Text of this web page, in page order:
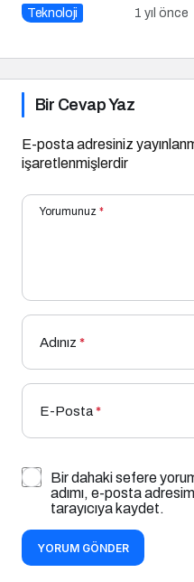
Hedefinde
Teknoloji 1 yıl önce
Bir Cevap Yaz
E-posta adresiniz
işaretlenmişlerdir
Yorumunuz *
Adınız *
E-Posta*
Bir dahaki sefere
adımı, e-posta
tarayıcıya kaydet.
YORUM GÖNDER